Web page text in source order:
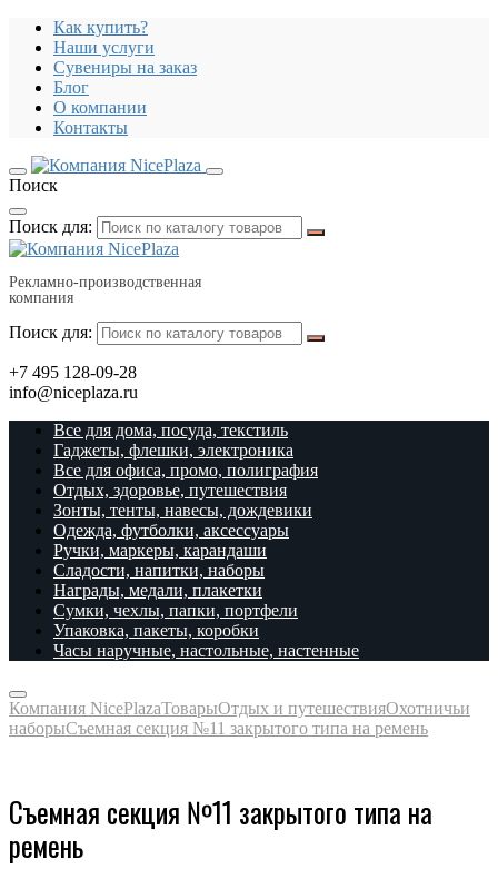
Как купить?
Наши услуги
Сувениры на заказ
Блог
О компании
Контакты
Поиск
Поиск для:
Рекламно-производственная
компания
Поиск для:
+7 495 128-09-28
info@niceplaza.ru
Все для дома, посуда, текстиль
Гаджеты, флешки, электроника
Все для офиса, промо, полиграфия
Отдых, здоровье, путешествия
Зонты, тенты, навесы, дождевики
Одежда, футболки, аксессуары
Ручки, маркеры, карандаши
Сладости, напитки, наборы
Награды, медали, плакетки
Сумки, чехлы, папки, портфели
Упаковка, пакеты, коробки
Часы наручные, настольные, настенные
Компания NicePlazaТоварыОтдых и путешествияОхотничьи
наборыСъемная секция №11 закрытого типа на ремень
Съемная секция №11 закрытого типа на
ремень